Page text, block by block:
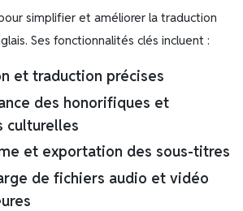
simplifier et améliorer la traduction
Ses fonctionnalités clés incluent :
et traduction précises
des honorifiques et
culturelles
et exportation des sous-titres
de fichiers audio et vidéo